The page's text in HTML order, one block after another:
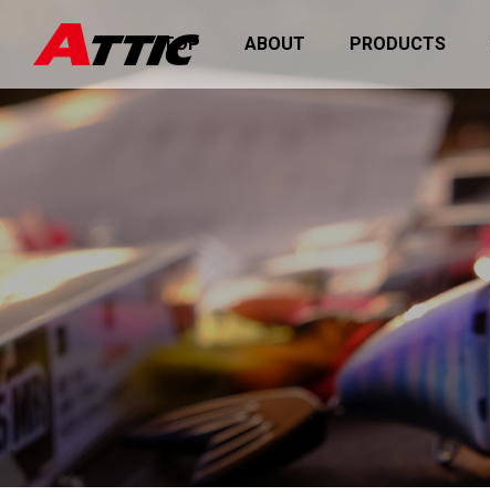
TOP ABOUT PRODUCTS
ペーン2026を開催 価格改定のお知らせ
お知らせ